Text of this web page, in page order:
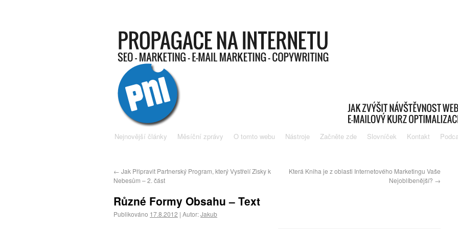
Nejnovější články Měsíční zprávy O tomto webu Nástroje Začněte zde Slovníček Kontakt
← Jak Připravit Partnerský Program, který Vystřelí Zisky k
Nebesům – 2. část
Která Kniha je z oblasti Internetového Marketingu Vaše
Nejoblíbenější? →
Různé Formy Obsahu – Text
Publikováno 17.8.2012 | Autor:Jakub